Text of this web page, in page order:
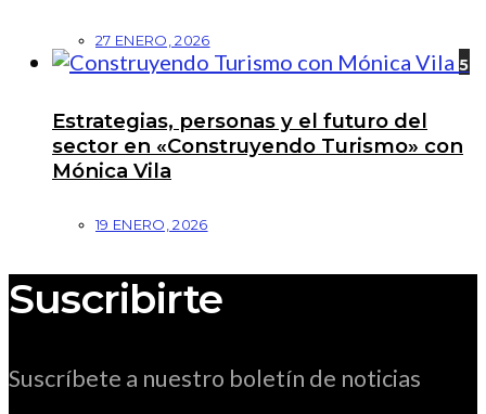
27 ENERO, 2026
5
Estrategias, personas y el futuro del
sector en «Construyendo Turismo» con
Mónica Vila
19 ENERO, 2026
Suscribirte
Suscríbete a nuestro boletín de noticias